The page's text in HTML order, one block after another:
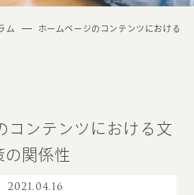
ム
ホームページのコンテンツにおける
コンテンツにおける文
の関係性
2021.04.16